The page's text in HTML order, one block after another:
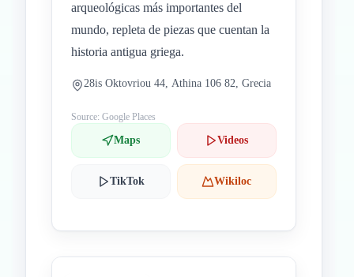
arqueológicas más importantes del
mundo, repleta de piezas que cuentan la
historia antigua griega.
28is Oktovriou 44, Athina 106 82, Grecia
Source: Google Places
Maps Videos
TikTok Wikiloc